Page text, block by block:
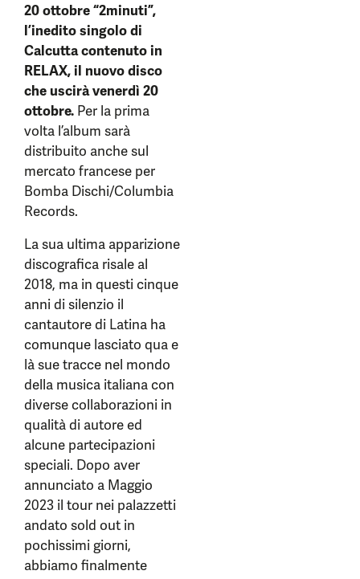
20 ottobre “2minuti”,
l’inedito singolo di
Calcutta contenuto in
RELAX, il nuovo disco
che uscirà venerdì 20
ottobre. Per la prima
volta l’album sarà
distribuito anche sul
mercato francese per
Bomba Dischi/Columbia
Records.
La sua ultima apparizione
discografica risale al
2018, ma in questi cinque
anni di silenzio il
cantautore di Latina ha
comunque lasciato qua e
là sue tracce nel mondo
della musica italiana con
diverse collaborazioni in
qualità di autore ed
alcune partecipazioni
speciali. Dopo aver
annunciato a Maggio
2023 il tour nei palazzetti
andato sold out in
pochissimi giorni,
abbiamo finalmente